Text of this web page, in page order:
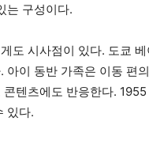
는 구성이다.
도 시사점이 있다. 도쿄
아이 동반 가족은 이동 편
콘텐츠에도 반응한다.
있다.